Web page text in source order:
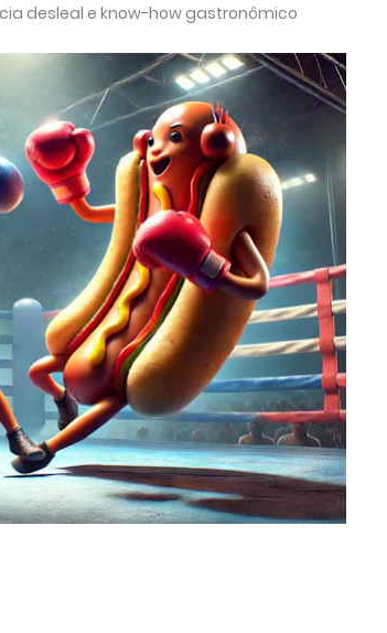
desleal e know-how gastronômico